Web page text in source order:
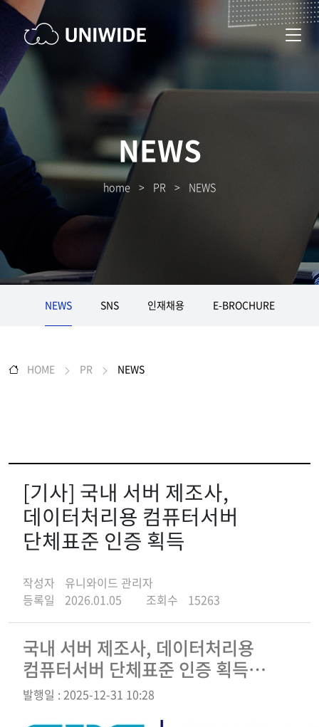
NEWS
home > PR > NEWS
NEWS SNS 인재채용 E-BROCHURE
HOME PR NEWS
[기사] 국내 서버 제조사,
데이터처리용 컴퓨터서버
단체표준 인증 획득
작성자
유니와이드 관리자
등록일
2026.01.05 조회수 15263
국내 서버 제조사, 데이터처리용
컴퓨터서버 단체표준 인증 획득…
발행일 : 2025-12-31 10:28